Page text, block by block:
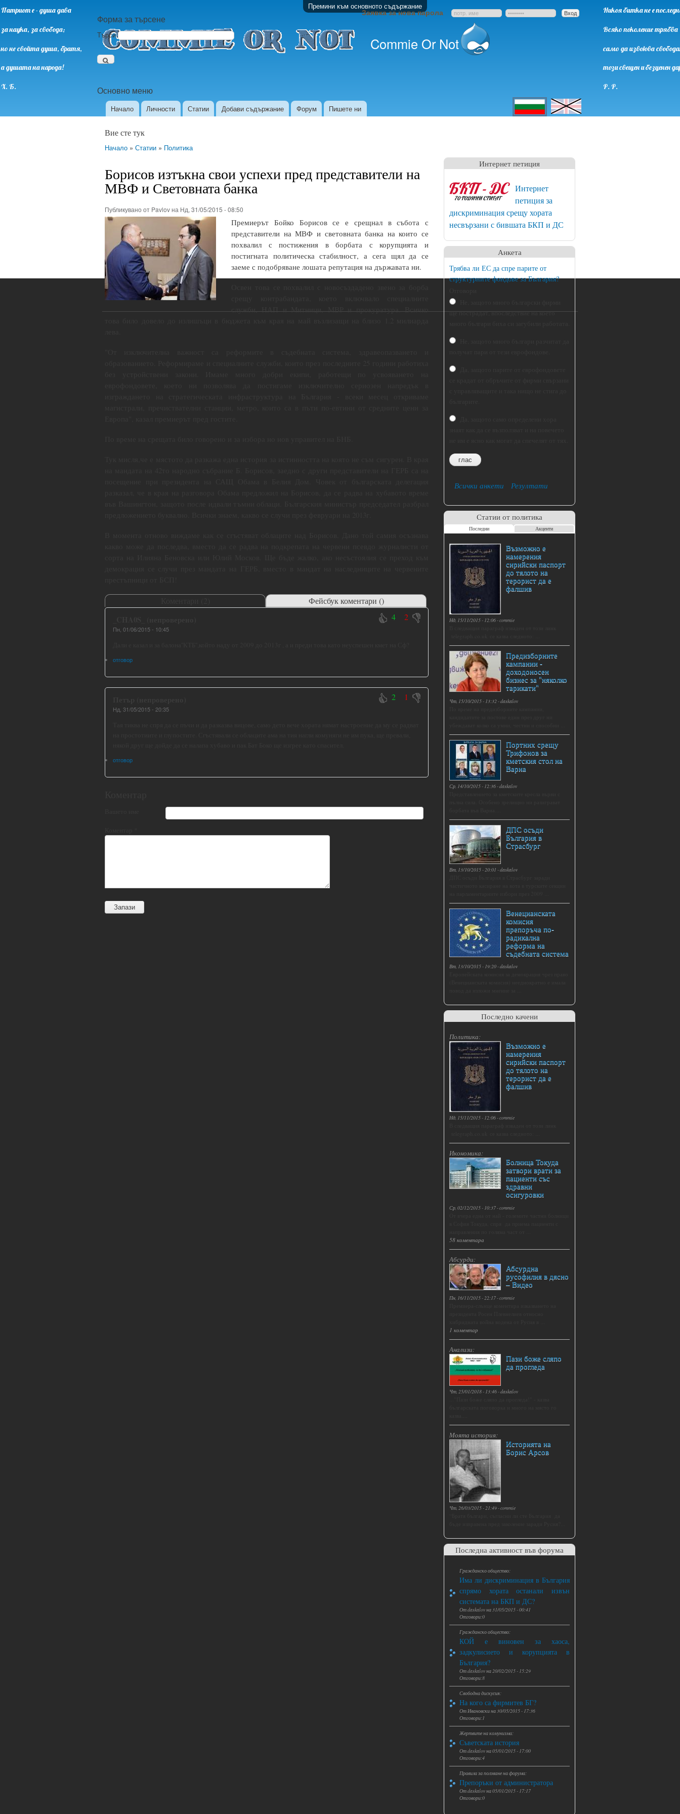
Премини към основното съдържание
Commie Or Not
Основно меню
Начало Личности Статии Добави съдържание Форум Пишете ни
Заявка за нова парола
Форма за търсене
Търси
Български
Патриот е - душа дава
за наука, за свобода;
но не свойта душа, братя,
а душата на народа!
Х. Б.
Никоя битка не е
Всяко поколение трябва
само да извоюва
този свещен и безценен
Р. Р.
Вие сте тук
Начало » Статии » Политика
Борисов изтъкна свои успехи пред представители на
МВФ и Световната банка
Публикувано от Pavlovна Нд, 31/05/2015 - 08:50
Премиерът Бойко Борисов се е срещнал в събота с
представители на МВФ и световната банка на които се
похвалил с постижения в борбата с корупцията и
постигната политическа стабилност, а сега щял да се
заеме с подобряване лошата репутация на държавата ни.
служби, НАП и Митници, МВР и прокуратура. Всичко
Фейсбук коментари ()
4 2
Пн, 01/06/2015 - 10:45
отговор
2 1
Нд, 31/05/2015 - 20:35
отговор
Интернет петиция
Интернет
петиция за
дискриминация срещу хората
несвързани с бившата БКП и ДС
Анкета
Трябва ли ЕС да спре парите от
структурните фондове за България?
ще пострадат, впоследствие на което
Всички анкети Резултати
Статии от политика
Последни Акценти
Възможно е
намерения
сирийски паспорт
до тялото на
терорист да е
фалшив
Нд, 15/11/2015 - 12:06-commie
Предизборните
кампании -
доходоносен
бизнес за "няколко
тарикати"
Чт, 15/10/2015 - 13:32-daskalov
Портних срещу
Трифонов за
кметския стол на
Варна
Ср, 14/10/2015 - 12:36-daskalov
ДПС осъди
България в
Страсбург
Вт, 13/10/2015 - 20:01 -daskalov
Венецианската
комисия
препоръча по-
радикална
реформа на
съдебната система
Вт, 13/10/2015 - 19:20-daskalov
Последно качени
Политика:
Възможно е
намерения
сирийски паспорт
до тялото на
терорист да е
фалшив
Нд, 15/11/2015 - 12:06-commie
Икономика:
Болница Токуда
затвори врати за
пациенти със
здравни
осигуровки
Ср, 02/12/2015 - 10:37-commie
58 коментара
Абсурди:
Абсурдна
русофилия в дясно
– Видео
Пн, 16/11/2015 - 22:17-commie
1 коментар
Анализи:
Пази боже сляпо
да прогледа
Чт, 25/01/2018 - 13:46-daskalov
Моята история:
Историята на
Борис Арсов
Чт, 26/03/2015 - 21:49-commie
Последна активност във форума
Гражданско общество:
Има ли дискриминация в България
спрямо хората останали извън
системата на БКП и ДС?
Отdaskalovна31/05/2015 - 00:41
Отговори:0
Гражданско общество:
КОЙ е виновен за хаоса,
задкулисието и корупцията в
България?
Отdaskalovна20/02/2015 - 15:29
Отговори:8
Свободна дискусия:
На кого са фирмитев БГ?
ОтИвановскина30/05/2015 - 17:36
Отговори:1
Жертвите на комунизма:
Съветската история
Отdaskalovна05/01/2015 - 17:00
Отговори:4
Правила за ползване на форума:
Препоръки от администратора
Отdaskalovна05/01/2015 - 17:17
Отговори:0